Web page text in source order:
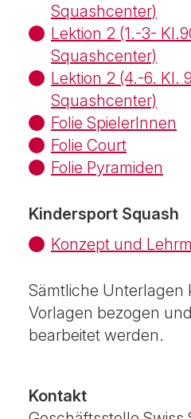
Squashcenter)
Lektion 2 (1.-3-
Squashcenter)
Lektion 2 (4.-6. Kl.
Squashcenter)
Folie SpielerInnen
Folie Court
Folie Pyramiden
Kindersport Squash
Konzept und
Sämtliche Unterlagen
Vorlagen bezogen
bearbeitet werden.
Kontakt